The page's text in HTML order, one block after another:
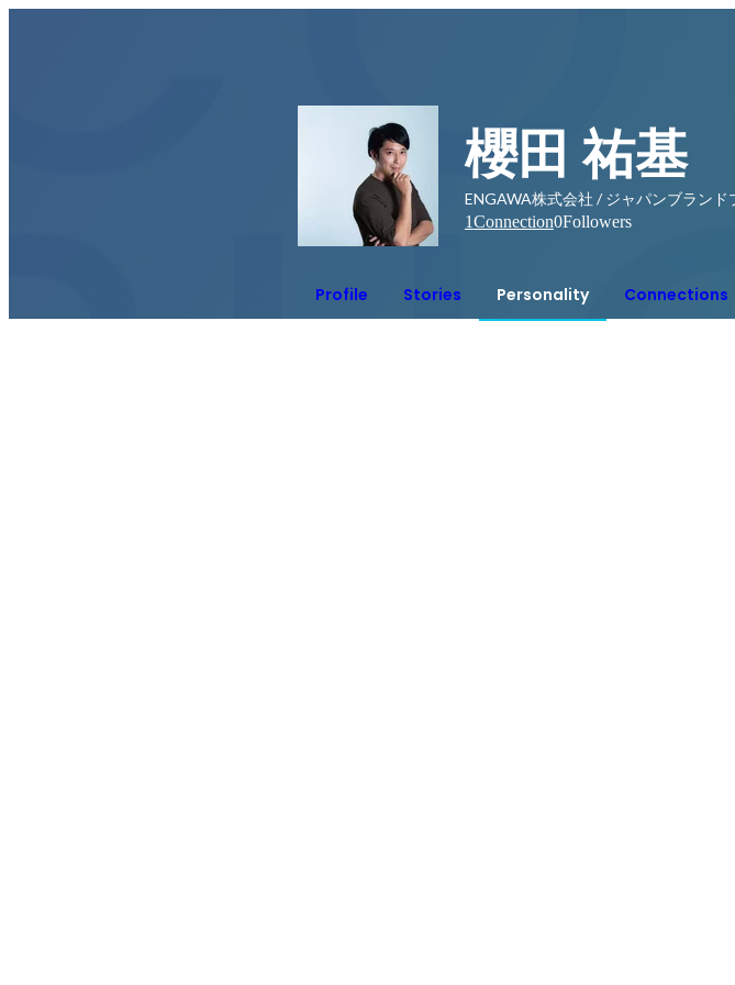
櫻田 祐基
ENGAWA株式会社 / ジャパンブランド
1Connection0Followers
Profile Stories Personality Connections